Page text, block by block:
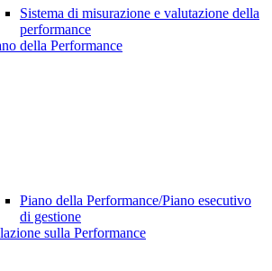
Sistema di misurazione e valutazione della
performance
della Performance
Piano della Performance/Piano esecutivo
di gestione
sulla Performance